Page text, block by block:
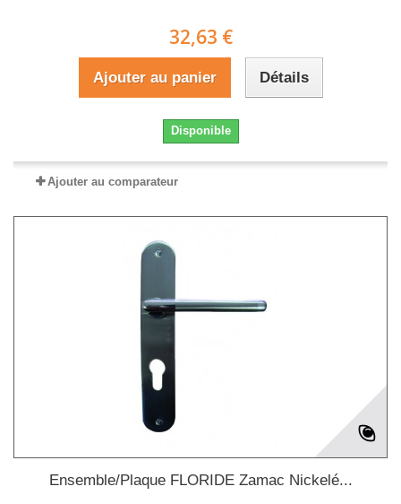
32,63 €
Ajouter au panier Détails
Disponible
Ajouter au comparateur
Ensemble/Plaque FLORIDE Zamac Nickelé...